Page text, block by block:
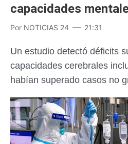
capacidades
Por NOTICIAS 24 21:31
Un estudio detectó déficits
capacidades cerebrales
habían superado casos no